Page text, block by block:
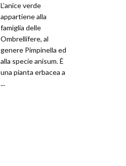
L’anice verde
appartiene alla
famiglia delle
Ombrellifere, al
genere Pimpinella ed
alla specie anisum. È
una pianta erbacea a
...